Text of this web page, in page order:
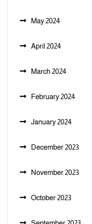
May 2024
April 2024
March 2024
February 2024
January 2024
December 2023
November 2023
October 2023